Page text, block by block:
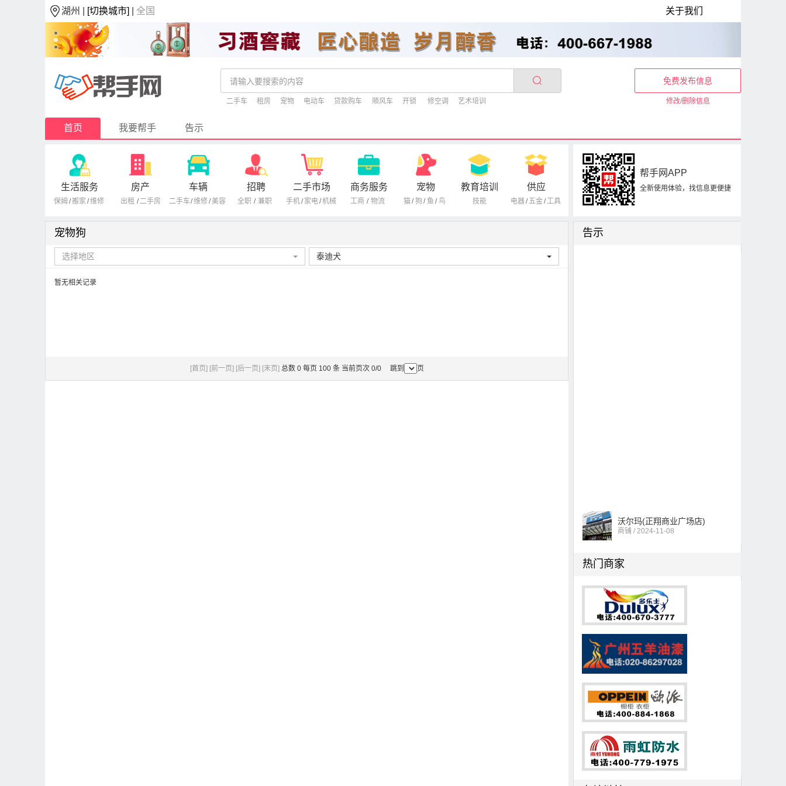
湖州 | [切换城市] |全国 关于我们
二手车 租房 宠物 电动车 贷款购车 顺风车 开锁 修空调 艺术培训
免费发布信息
修改/删除信息
首页 我要帮手 告示
生活服务
保姆/搬家 /维修
房产
出租 /二手房
车辆
二手车/维修/美容
招聘
全职 / 兼职
二手市场
手机/ 家电/机械
商务服务
工商 / 物流
宠物
猫/ 狗 / 鱼 / 鸟
教育培训
技能
供应
电器/五金/工具
帮手网APP
全新使用体验，找信息更便捷
宠物狗
选择地区 泰迪犬
暂无相关记录
[首页] [前一页] [后一页] [末页] 总数 0 每页 100 条 当前页次 0/0 跳到 页
告示
沃尔玛(正翔商业广场店)
商铺 / 2024-11-08
热门商家